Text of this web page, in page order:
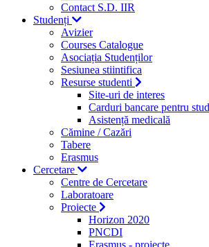
Contact S.D. IIR
Studenți
Avizier
Courses Catalogue
Asociația Studenților
Sesiunea stiintifica
Resurse studenti
Site-uri de interes
Carduri bancare pentru
Asistență medicală
Cămine / Cazări
Tabere
Erasmus
Cercetare
Centre de Cercetare
Laboratoare
Proiecte
Horizon 2020
PNCDI
Erasmus - proiecte